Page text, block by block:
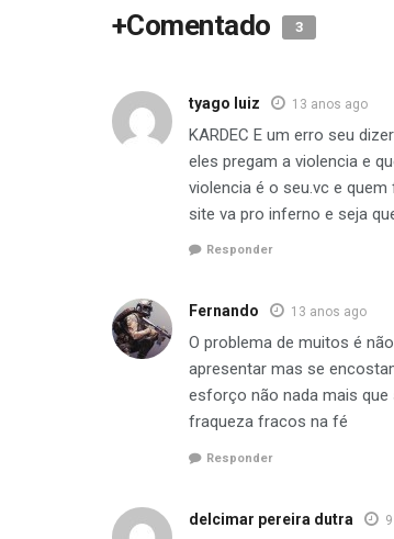
+Comentado 3
tyago luiz 13 anos ago
KARDEC E um erro seu
eles pregam a violencia e
violencia é o seu.vc e
site va pro inferno e seja
Responder
Fernando 13 anos ago
O problema de muitos é
apresentar mas se
esforço não nada mais
fraqueza fracos na fé
Responder
delcimar pereira dutra